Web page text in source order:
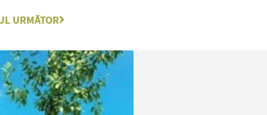
URMĂTORNext